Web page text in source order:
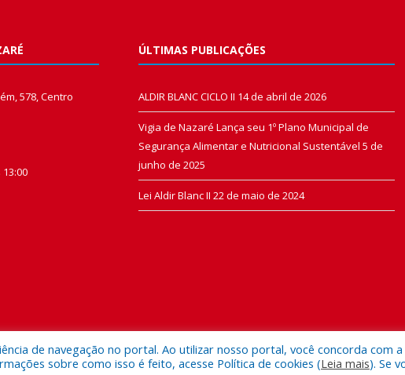
578, Centro
ÚLTIMAS PUBLICAÇÕES
ALDIR BLANC CICLO II 14 de abril de 2026
Vigia de Nazaré Lança seu 1º Plano Municipal de
Segurança Alimentar e Nutricional Sustentável 5 de
junho de 2025
Lei Aldir Blanc II 22 de maio de 2024
de navegação no portal. Ao utilizar nosso portal, você concorda com
sobre como isso é feito, acesse Política de cookies (Leia mais). Se